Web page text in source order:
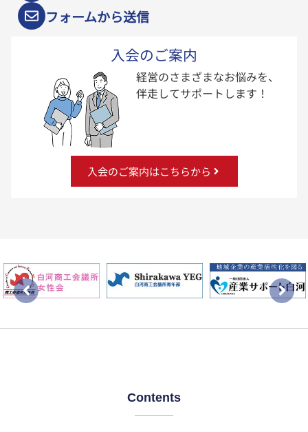
フォームから送信
入会のご案内
経営のさまざまなお悩みを、
伴走してサポートします！
入会のご案内はこちらから
Contents